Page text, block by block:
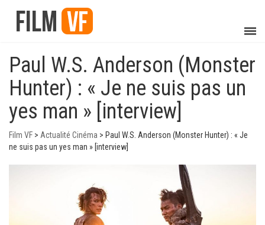
Paul W.S. Anderson (Monster
Hunter) : « Je ne suis pas un
yes man » [interview]
Film VF > Actualité Cinéma > Paul W.S. Anderson (Monster Hunter) : « Je
ne suis pas un yes man » [interview]